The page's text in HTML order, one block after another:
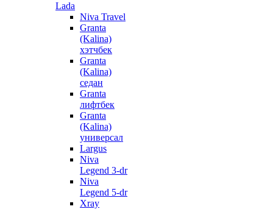
Lada
Niva Travel
Granta
(Kalina)
хэтчбек
Granta
(Kalina)
седан
Granta
лифтбек
Granta
(Kalina)
универсал
Largus
Niva
Legend 3-dr
Niva
Legend 5-dr
Xray